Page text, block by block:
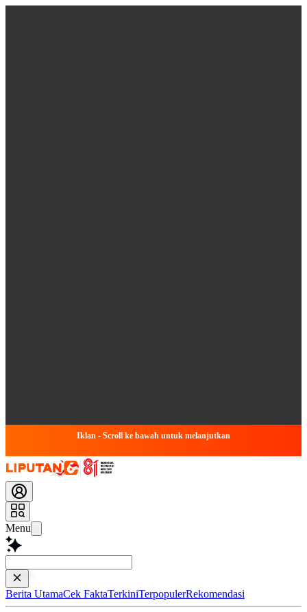
Iklan - Scroll ke bawah untuk melanjutkan
Menu
Baca lebih
Berita UtamaCek FaktaTerkiniTerpopulerRekomendasi